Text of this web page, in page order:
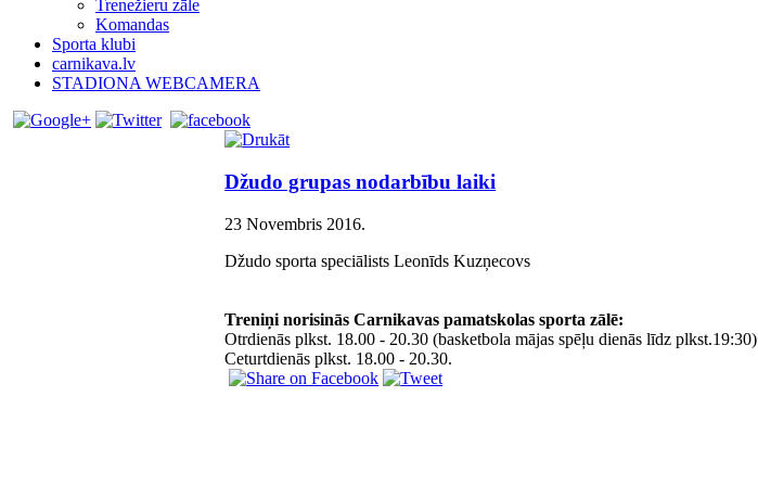
Trenežieru zāle
Komandas
Sporta klubi
carnikava.lv
STADIONA WEBCAMERA
Džudo grupas nodarbību laiki
23 Novembris 2016.
Džudo sporta speciālists Leonīds Kuzņecovs
Treniņi norisinās Carnikavas pamatskolas sporta zālē:
Otrdienās plkst. 18.00 - 20.30 (basketbola mājas spēļu dienās līdz plkst.19:30)
Ceturtdienās plkst. 18.00 - 20.30.